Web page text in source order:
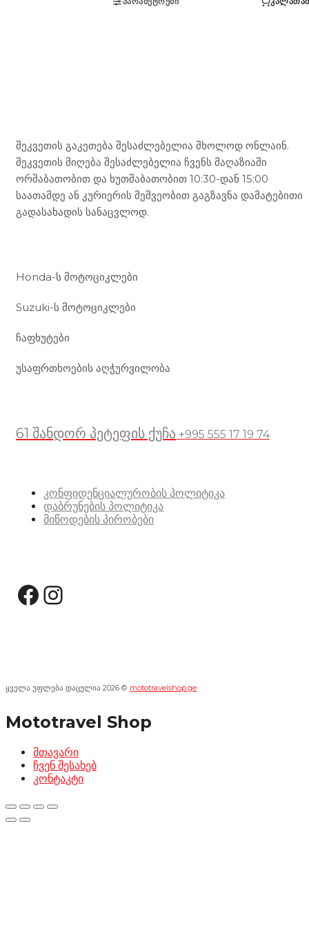
შეკვეთის გაკეთება შესაძლებელია მხოლოდ ონლაინ.
შეკვეთის მიღება შესაძლებელია ჩვენს მაღაზიაში
ორშაბათობით და ხუთშაბათობით 10:30-დან 15:00
საათამდე ან კურიერის მეშვეობით გაგზავნა დამატებითი
გადასახადის სანაცვლოდ.
Honda-ს მოტოციკლები
Suzuki-ს მოტოციკლები
ჩაფხუტები
უსაფრთხოების აღჭურვილობა
61 შანდორ პეტეფის ქუჩა +995 555 17 19 74
კონფიდენციალურობის პოლიტიკა
დაბრუნების პოლიტიკა
მიწოდების პირობები
Facebook
Instagram
ყველა უფლება დაცულია 2026 © mototravelshop.ge
Mototravel Shop
მთავარი
ჩვენ შესახებ
კონტაკტი